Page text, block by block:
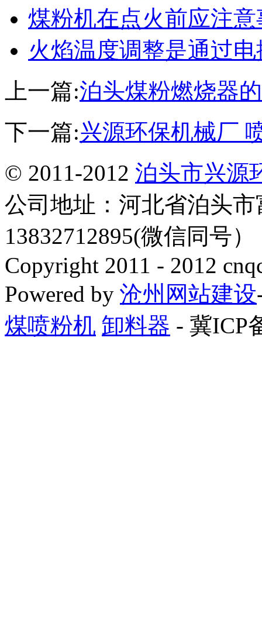
煤粉机在点火前应注意
火焰温度调整是通过
上一篇:泊头煤粉燃烧器
下一篇:兴源环保机械厂
© 2011-2012 泊头市兴源
公司地址：河北省泊头
13832712895(微信同号
Copyright 2011 - 2012
Powered by 沧州网站建设
煤喷粉机 卸料器 - 冀ICP